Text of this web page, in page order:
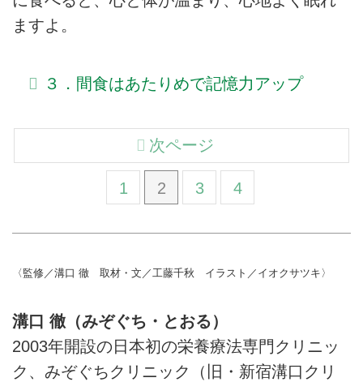
ますよ。
３．間食はあたりめで記憶力アップ
1 2 3 4
次ページ
〈監修／溝口 徹 取材・文／工藤千秋 イラスト／イオクサツキ〉
溝口 徹（みぞぐち・とおる）
2003年開設の日本初の栄養療法専門クリニッ
ク、みぞぐちクリニック（旧・新宿溝口クリ